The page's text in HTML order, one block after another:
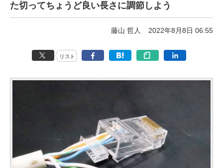
た切ってちょうど良い長さに調節しよう
藤山 哲人 2022年8月8日 06:55
リスト